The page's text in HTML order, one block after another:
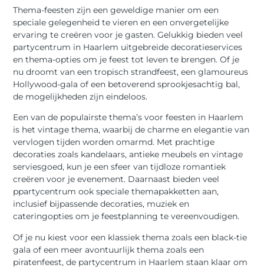
Thema-feesten zijn een geweldige manier om een
speciale gelegenheid te vieren en een onvergetelijke
ervaring te creëren voor je gasten. Gelukkig bieden veel
partycentrum in Haarlem uitgebreide decoratieservices
en thema-opties om je feest tot leven te brengen. Of je
nu droomt van een tropisch strandfeest, een glamoureus
Hollywood-gala of een betoverend sprookjesachtig bal,
de mogelijkheden zijn eindeloos.
Een van de populairste thema’s voor feesten in Haarlem
is het vintage thema, waarbij de charme en elegantie van
vervlogen tijden worden omarmd. Met prachtige
decoraties zoals kandelaars, antieke meubels en vintage
serviesgoed, kun je een sfeer van tijdloze romantiek
creëren voor je evenement. Daarnaast bieden veel
ppartycentrum ook speciale themapakketten aan,
inclusief bijpassende decoraties, muziek en
cateringopties om je feestplanning te vereenvoudigen.
Of je nu kiest voor een klassiek thema zoals een black-tie
gala of een meer avontuurlijk thema zoals een
piratenfeest, de partycentrum in Haarlem staan klaar om